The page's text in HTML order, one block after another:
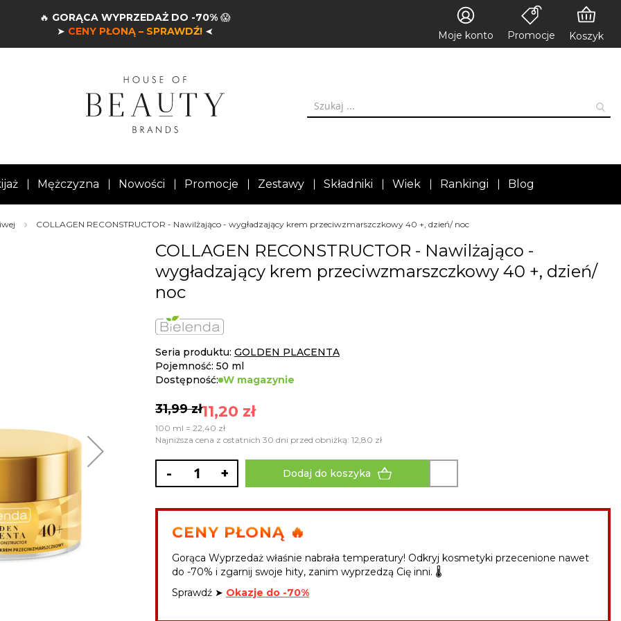
🔥 GORĄCA WYPRZEDAŻ DO -70%😱
➤ CENY PŁONĄ – SPRAWDŹ! ➤ Moje konto Promocje Koszyk
Mężczyzna Nowości Promocje Zestawy Składniki Wiek Rankingi Blog
COLLAGEN RECONSTRUCTOR - Nawilżająco - wygładzający krem przeciwzmarszczkowy 40 +, dzień/ noc
COLLAGEN RECONSTRUCTOR - Nawilżająco -
wygładzający krem przeciwzmarszczkowy 40 +, dzień/
noc
Seria produktu: GOLDEN PLACENTA
Pojemność: 50 ml
Dostępność: W magazynie
11,20 zł
31,99 zł
100 ml = 22,40 zł
Najniższa cena z ostatnich 30 dni przed obniżką: 12,80 zł
- + Dodaj do koszyka
CENY PŁONĄ 🔥
Gorąca Wyprzedaż właśnie nabrała temperatury! Odkryj kosmetyki przecenione nawet
do -70% i zgarnij swoje hity, zanim wyprzedzą Cię inni. 🌡️
Sprawdź ➤ Okazje do -70%